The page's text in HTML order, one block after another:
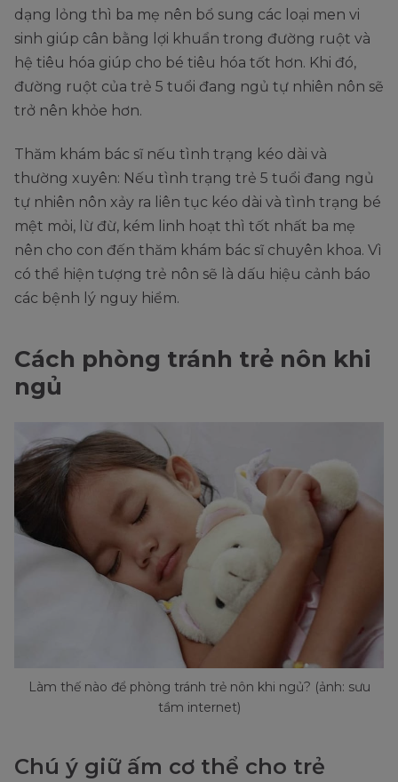
dạng lỏng thì ba mẹ nên bổ sung các loại men vi
sinh giúp cân bằng lợi khuẩn trong đường ruột và
hệ tiêu hóa giúp cho bé tiêu hóa tốt hơn. Khi đó,
đường ruột của trẻ 5 tuổi đang ngủ tự nhiên nôn sẽ
trở nên khỏe hơn.
Thăm khám bác sĩ nếu tình trạng kéo dài và
thường xuyên: Nếu tình trạng trẻ 5 tuổi đang ngủ
tự nhiên nôn xảy ra liên tục kéo dài và tình trạng bé
mệt mỏi, lừ đừ, kém linh hoạt thì tốt nhất ba mẹ
nên cho con đến thăm khám bác sĩ chuyên khoa. Vì
có thể hiện tượng trẻ nôn sẽ là dấu hiệu cảnh báo
các bệnh lý nguy hiểm.
Cách phòng tránh trẻ nôn khi
ngủ
Làm thế nào để phòng tránh trẻ nôn khi ngủ? (ảnh: sưu
tầm internet)
Chú ý giữ ấm cơ thể cho trẻ